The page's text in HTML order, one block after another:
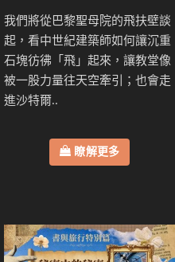
我們將從巴黎聖母院的飛扶壁談
起，看中世紀建築師如何讓沉重
石塊彷彿「飛」起來，讓教堂像
被一股力量往天空牽引；也會走
進沙特爾..
瞭解更多